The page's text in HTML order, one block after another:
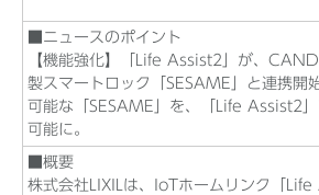
■ニュースのポイン
【機能強化】「Life Assist2」が、
製スマートロック「SESAME」と連携開
可能な「SESAME」を、「Life Assist2
可能に。
■概
株式会社LIXILは、IoTホームリンク「